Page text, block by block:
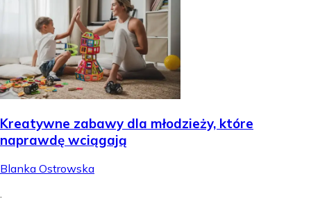
Kreatywne zabawy dla młodzieży, które
naprawdę wciągają
Blanka Ostrowska